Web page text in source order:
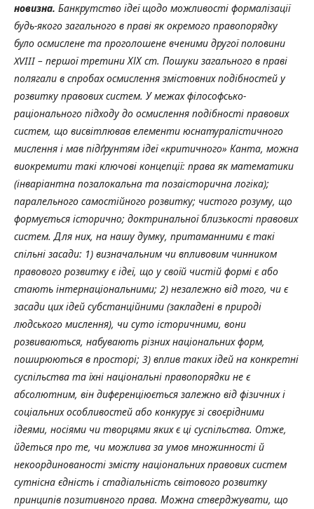
новизна. Банкрутство ідеї щодо можливості формалізації
будь-якого загального в праві як окремого правопорядку
було осмислене та проголошене вченими другої половини
XVIII – першої третини ХІХ ст. Пошуки загального в праві
полягали в спробах осмислення змістовних подібностей у
розвитку правових систем. У межах філософсько-
раціонального підходудо осмислення подібності правових
систем, що висвітлював елементи юснатуралістичного
мислення і мав підґрунтям ідеї «критичного» Канта, можна
виокремити такі ключові концепції: права як математики
(інваріантна позалокальна та позаісторична логіка);
паралельного самостійного розвитку; чистого розуму, що
формується історично; доктринальної близькості правових
систем. Для них, на нашу думку, притаманними є такі
спільні засади: 1) визначальним чи впливовим чинником
правового розвитку є ідеї, що у своїй чистій формі є або
стають інтернаціональними; 2) незалежно від того, чи є
засади цих ідей субстанційними (закладені в природі
людського мислення), чи суто історичними, вони
розвиваються, набувають різних національних форм,
поширюються в просторі; 3) вплив таких ідей на конкретні
суспільства та їхні національні правопорядки не є
абсолютним, він диференціюється залежно від фізичних і
соціальних особливостей або конкурує зі своєрідними
ідеями, носіями чи творцями яких є ці суспільства. Отже,
йдеться про те, чи можлива за умов множинності й
некоординованості змісту національних правових систем
сутнісна єдність і стадіальність світового розвитку
принципів позитивного права. Можна стверджувати, що